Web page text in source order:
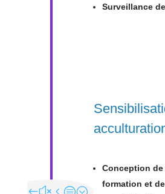
Surveillance
Conception
formation et de